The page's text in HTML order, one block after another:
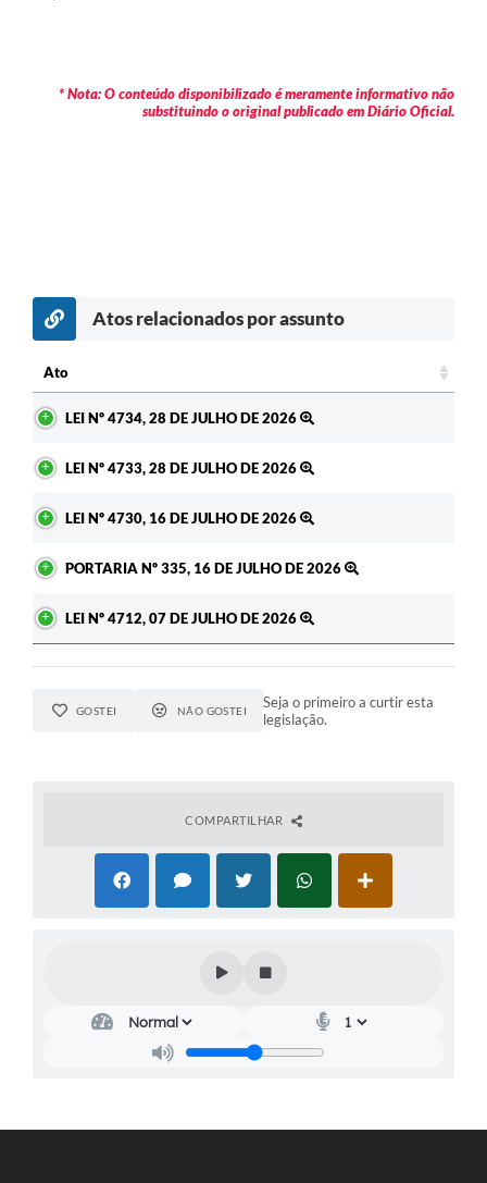
* Nota: O conteúdo disponibilizado é meramente informativo não
substituindo o original publicado em Diário Oficial.
Atos relacionados por assunto
Ato
LEI Nº 4734, 28 DE JULHO DE 2026
LEI Nº 4733, 28 DE JULHO DE 2026
LEI Nº 4730, 16 DE JULHO DE 2026
PORTARIA Nº 335, 16 DE JULHO DE 2026
LEI Nº 4712, 07 DE JULHO DE 2026
GOSTEI NÃO GOSTEI
Seja o primeiro a curtir esta
legislação.
COMPARTILHAR